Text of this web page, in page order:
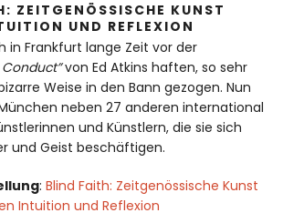
ZEITGENÖSSISCHE KUNST
UND REFLEXION
in Frankfurt lange Zeit vor der
von Ed Atkins haften, so sehr
Weise in den Bann gezogen. Nun
neben 27 anderen international
und Künstlern, die sie sich
und Geist beschäftigen.
:Blind Faith: Zeitgenössische Kunst
Intuition und Reflexion